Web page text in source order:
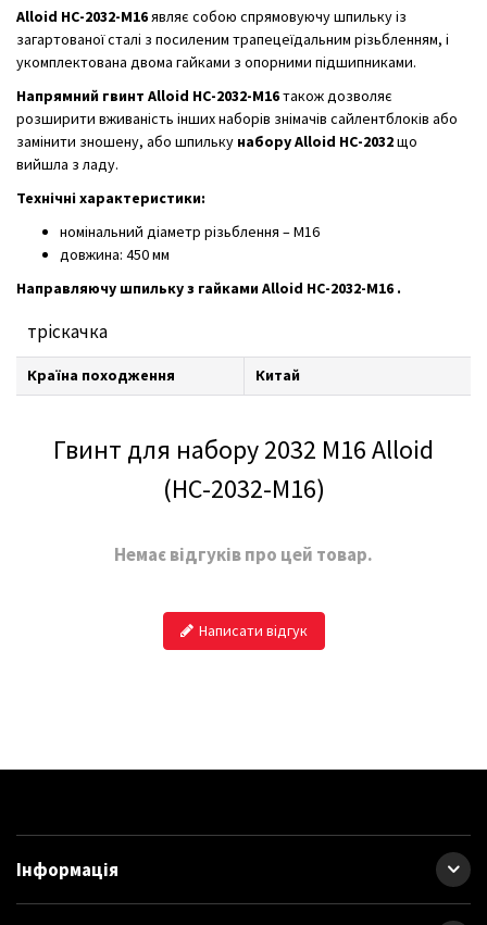
Alloid НС-2032-М16являє собою спрямовуючу шпильку із
загартованої сталі з посиленим трапецеїдальним різьбленням, і
укомплектована двома гайками з опорними підшипниками.
Напрямний гвинт Alloid НС-2032-М16також дозволяє
розширити вживаність інших наборів знімачів сайлентблоків або
замінити зношену, або шпильку набору Alloid НС-2032що
вийшла з ладу.
Технічні характеристики:
номінальний діаметр різьблення – М16
довжина: 450 мм
Направляючу шпильку з гайками Alloid НС-2032-М16 .
тріскачка
Країна походження Китай
Гвинт для набору 2032 M16 Alloid
(НС-2032-М16)
Немає відгуків про цей товар.
Написати відгук
Інформація